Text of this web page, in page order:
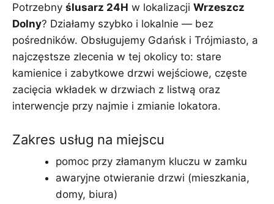
Potrzebny ślusarz 24H w lokalizacji Wrzeszcz
Dolny? Działamy szybko i lokalnie — bez
pośredników. Obsługujemy Gdańsk i Trójmiasto, a
najczęstsze zlecenia w tej okolicy to: stare
kamienice i zabytkowe drzwi wejściowe, częste
zacięcia wkładek w drzwiach z listwą oraz
interwencje przy najmie i zmianie lokatora.
Zakres usług na miejscu
pomoc przy złamanym kluczu w zamku
awaryjne otwieranie drzwi (mieszkania,
domy, biura)